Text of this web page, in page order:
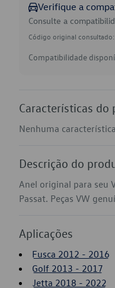
Verifique a
Consulte a
Código original consultado:
Compatibilidade
Características do
Nenhuma
Descrição do
Anel original para seu
Passat. Peças VW
Aplicações
Fusca 2012 - 2016
Golf 2013 - 2017
Jetta 2018 - 2022